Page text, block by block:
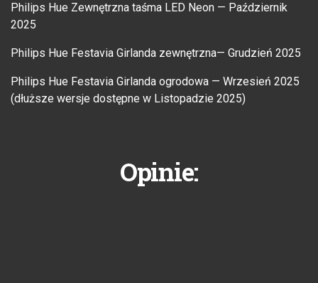
Philips Hue Zewnętrzna taśma LED Neon — Październik
2025
Philips Hue Festavia Girlanda zewnętrzna— Grudzień 2025
Philips Hue Festavia Girlanda ogrodowa — Wrzesień 2025
(dłuższe wersje dostępne w Listopadzie 2025)
Opinie: